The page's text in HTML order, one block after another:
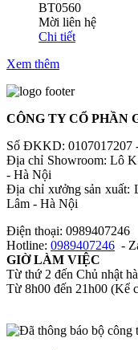
BT0560
Mời liên hệ
Chi tiết
Xem thêm
CÔNG TY CỔ PHẦN
Số ĐKKD: 0107017207
Địa chỉ Showroom: Lô
- Hà Nội
Địa chỉ xưởng sản xuất:
Lâm - Hà Nội
Điện thoại: 0989407246
Hotline: 0989407246 -
GIỜ LÀM VIỆC
Từ thứ 2 đến Chủ nhật
Từ 8h00 đến 21h00 (Kể